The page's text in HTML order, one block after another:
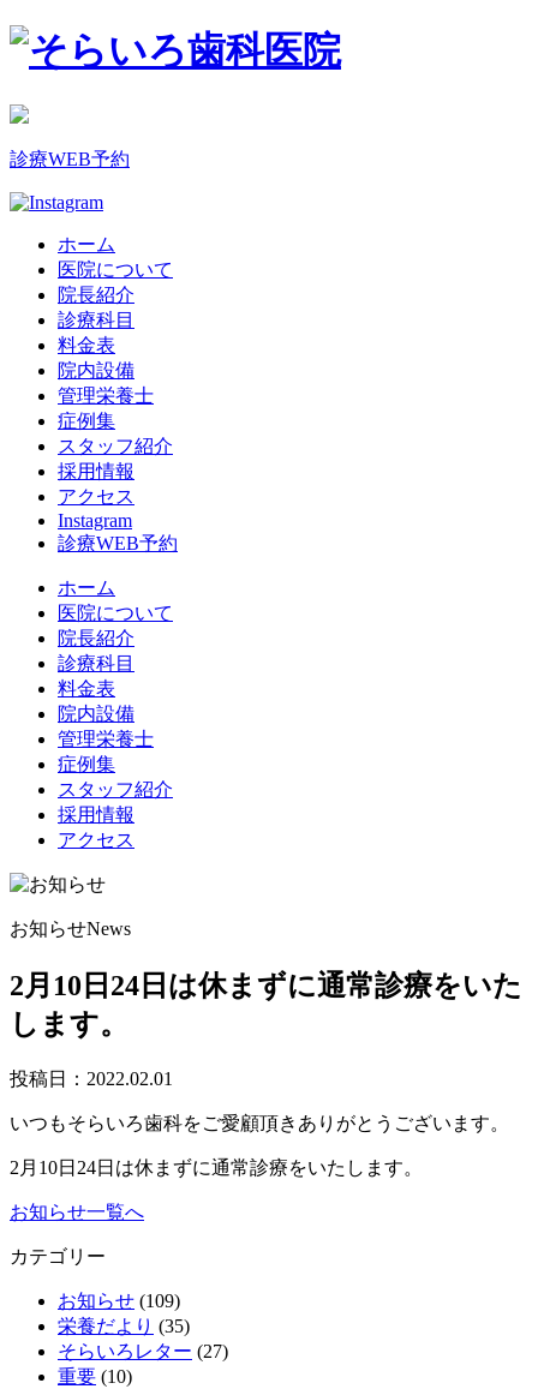
診療WEB予約
ホーム
医院について
院長紹介
診療科目
料金表
院内設備
管理栄養士
症例集
スタッフ紹介
採用情報
アクセス
Instagram
診療WEB予約
ホーム
医院について
院長紹介
診療科目
料金表
院内設備
管理栄養士
症例集
スタッフ紹介
採用情報
アクセス
お知らせNews
2月10日24日は休まずに通常診療をいた
します。
投稿日： 2022.02.01
いつもそらいろ歯科をご愛顧頂きありがとうございます。
2月10日24日は休まずに通常診療をいたします。
お知らせ一覧へ
カテゴリー
お知らせ (109)
栄養だより (35)
そらいろレター (27)
重要 (10)